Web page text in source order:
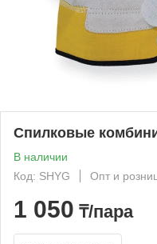
Спилковые
В наличии
Код: SHYG
Опт и
1 050 ₸/пара